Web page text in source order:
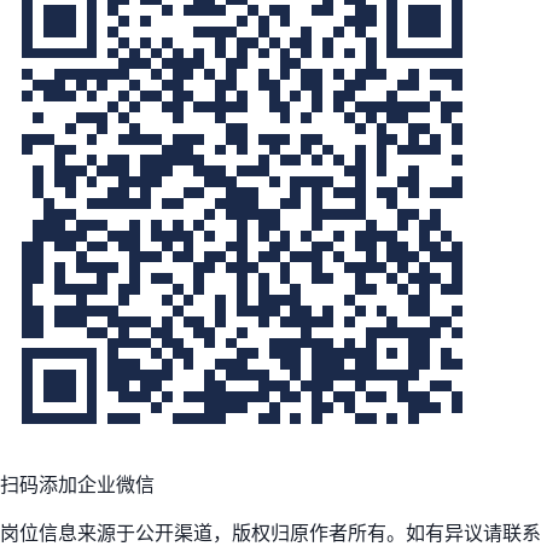
扫码添加企业微信
岗位信息来源于公开渠道，版权归原作者所有。如有异议请联系